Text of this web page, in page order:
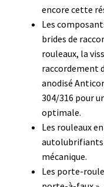
Certificats de
Collecteur de fractions
Commande
Compteur de colonies
Conditions générales
Conductivité
encore cette
Les
brides de
rouleaux, la
raccordement
anodisé
304/316 pour
optimale.
Les rouleaux
autolubrifiants
mécanique.
Les porte-